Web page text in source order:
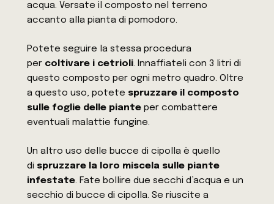
acqua. Versate il composto nel terreno
accanto alla pianta di pomodoro.
Potete seguire la stessa procedura
per coltivare i cetrioli. Innaffiateli con 3 litri di
questo composto per ogni metro quadro. Oltre
a questo uso, potete spruzzare il composto
sulle foglie delle piante per combattere
eventuali malattie fungine.
Un altro uso delle bucce di cipolla è quello
di spruzzare la loro miscela sulle piante
infestate. Fate bollire due secchi d’acqua e un
secchio di bucce di cipolla. Se riuscite a